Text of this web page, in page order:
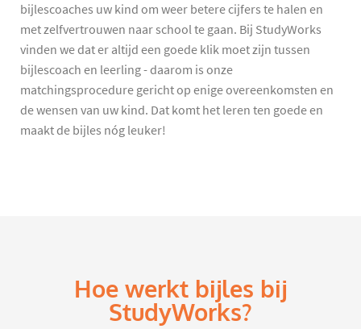
bijlescoaches uw kind om weer betere cijfers te halen en
met zelfvertrouwen naar school te gaan. Bij StudyWorks
vinden we dat er altijd een goede klik moet zijn tussen
bijlescoach en leerling - daarom is onze
matchingsprocedure gericht op enige overeenkomsten en
de wensen van uw kind. Dat komt het leren ten goede en
maakt de bijles nóg leuker!
Hoe werkt bijles bij
StudyWorks?